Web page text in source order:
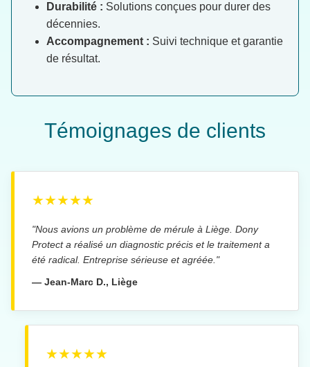
Durabilité : Solutions conçues pour durer des
décennies.
Accompagnement : Suivi technique et garantie
de résultat.
Témoignages de clients
★★★★★
"Nous avions un problème de mérule à Liège. Dony
Protect a réalisé un diagnostic précis et le traitement a
été radical. Entreprise sérieuse et agréée."
— Jean-Marc D., Liège
★★★★★